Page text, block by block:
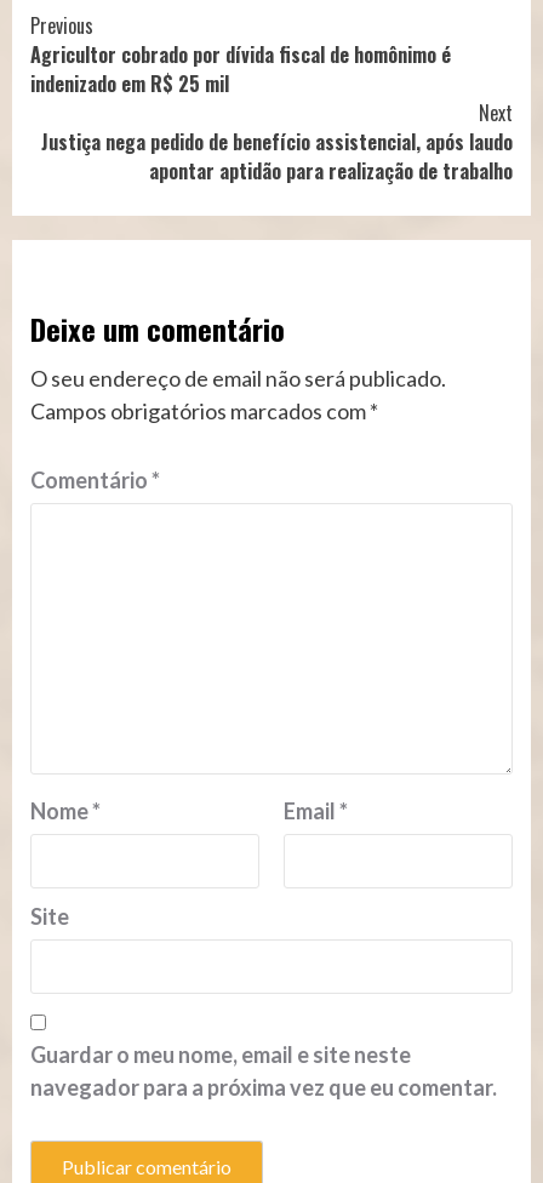
Continue
Reading
Previous
Agricultor cobrado por dívida fiscal de homônimo é
indenizado em R$ 25 mil
Next
Justiça nega pedido de benefício assistencial, após laudo
apontar aptidão para realização de trabalho
Deixe um comentário
O seu endereço de email não será publicado.
Campos obrigatórios marcados com*
Comentário*
Nome* Email*
Site
Guardar o meu nome, email e site neste
navegador para a próxima vez que eu comentar.